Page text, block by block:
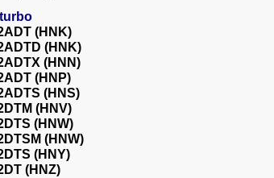
(HNK)
(HNK)
(HNN)
(HNP)
(HNS)
(HNV)
(HNW)
(HNW)
(HNY)
(HNZ)